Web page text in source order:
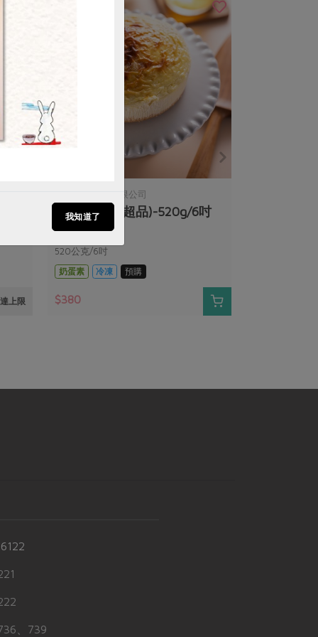
上限
超品企業股份有限公司
法式烤乳酪(超品)-520g/6吋
520公克/6吋
奶蛋素
冷凍 預購
$380
、739
我知道了